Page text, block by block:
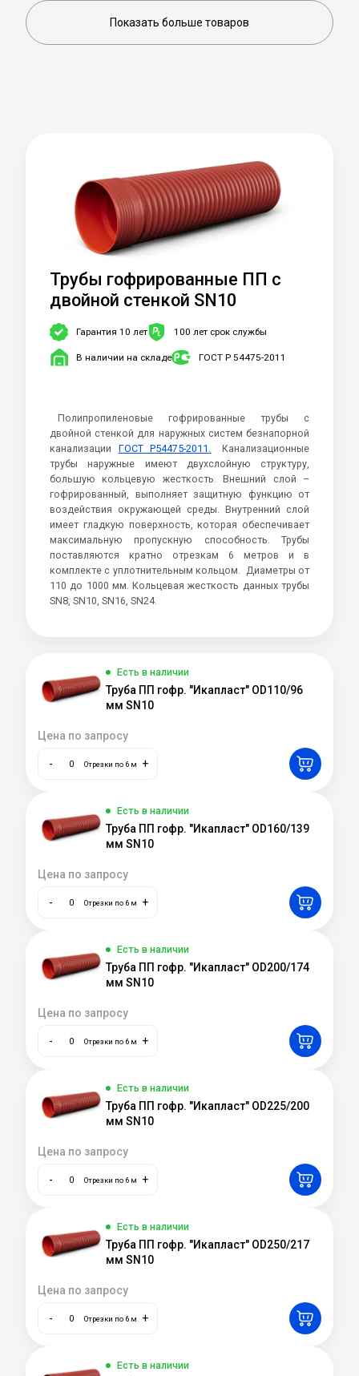
Показать больше товаров
Трубы гофрированные ПП c
двойной стенкой SN10
Гарантия 10 лет 100 лет срок службы
В наличии на складе ГОСТ Р 54475-2011
Полипропиленовые гофрированные трубы с
двойной стенкой для наружных систем безнапорной
канализации ГОСТ Р54475-2011.
Канализационные
трубы наружные имеют двухслойную структуру,
большую кольцевую жесткость. Внешний слой –
гофрированный, выполняет защитную функцию от
воздействия окружающей среды. Внутренний слой
имеет гладкую поверхность, которая обеспечивает
максимальную пропускную способность. Трубы
поставляются кратно отрезкам 6 метров и в
комплекте с уплотнительным кольцом. Диаметры от
110 до 1000 мм. Кольцевая жесткость данных трубы
SN8, SN10, SN16, SN24.
Есть в наличии
Труба ПП гофр. "Икапласт" OD110/96
мм SN10
Цена по запросу
- Отрезки по 6 м +
Есть в наличии
Труба ПП гофр. "Икапласт" OD160/139
мм SN10
Цена по запросу
- Отрезки по 6 м +
Есть в наличии
Труба ПП гофр. "Икапласт" OD200/174
мм SN10
Цена по запросу
- Отрезки по 6 м +
Есть в наличии
Труба ПП гофр. "Икапласт" OD225/200
мм SN10
Цена по запросу
- Отрезки по 6 м +
Есть в наличии
Труба ПП гофр. "Икапласт" OD250/217
мм SN10
Цена по запросу
- Отрезки по 6 м +
Есть в наличии